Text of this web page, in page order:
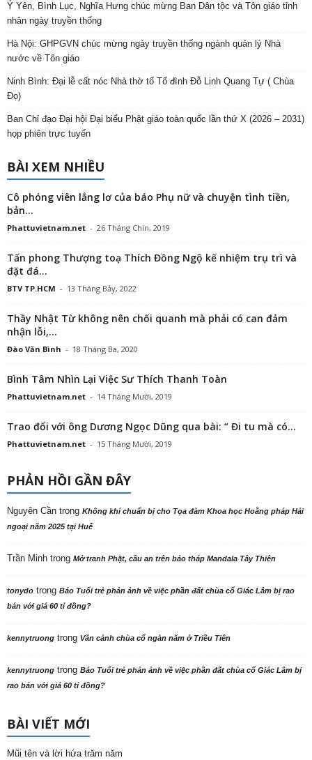
Ý Yên, Bình Lục, Nghĩa Hưng chúc mừng Ban Dân tộc và Tôn giáo tỉnh
nhân ngày truyền thống
Hà Nội: GHPGVN chúc mừng ngày truyền thống ngành quản lý Nhà
nước về Tôn giáo
Ninh Bình: Đại lễ cất nóc Nhà thờ tổ Tổ đình Đỗ Linh Quang Tự ( Chùa
Đọ)
Ban Chỉ đạo Đại hội Đại biểu Phật giáo toàn quốc lần thứ X (2026 – 2031)
họp phiên trực tuyến
BÀI XEM NHIỀU
Cô phóng viên lẳng lơ của báo Phụ nữ và chuyện tình tiền,
bản...
Phattuvietnam.net - 26 Tháng Chín, 2019
Tấn phong Thượng toạ Thích Đồng Ngộ kế nhiệm trụ trì và
đặt đá...
BTV TP.HCM - 13 Tháng Bảy, 2022
Thầy Nhật Từ không nên chối quanh mà phải có can đảm
nhận lỗi,...
Đào Văn Bình - 18 Tháng Ba, 2020
Bình Tâm Nhìn Lại Việc Sư Thích Thanh Toàn
Phattuvietnam.net - 14 Tháng Mười, 2019
Trao đổi với ông Dương Ngọc Dũng qua bài: “ Đi tu mà có...
Phattuvietnam.net - 15 Tháng Mười, 2019
PHẢN HỒI GẦN ĐÂY
Nguyên Cần trong Không khí chuẩn bị cho Tọa đàm Khoa học Hoằng pháp Hải
ngoại năm 2025 tại Huế
Trần Minh trong Mở tranh Phật, cầu an trên bảo tháp Mandala Tây Thiên
tonydo trong Báo Tuổi trẻ phản ảnh về việc phần đất chùa cổ Giác Lâm bị rao
bán với giá 60 tỉ đồng?
kennytruong trong Vãn cảnh chùa cổ ngàn năm ở Triều Tiên
kennytruong trong Báo Tuổi trẻ phản ảnh về việc phần đất chùa cổ Giác Lâm bị
rao bán với giá 60 tỉ đồng?
BÀI VIẾT MỚI
Mũi tên và lời hứa trăm năm